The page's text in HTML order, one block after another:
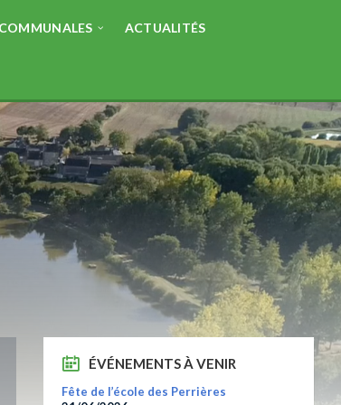
ACTUALITÉS
ÉVÉNEMENTS À VENIR
Fête de l’école des Perrières